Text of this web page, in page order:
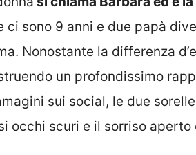
ci sono 9 anni e due papà
Nonostante la differenza
un profondissimo
sui social, le due
occhi scuri e il sorriso aperto